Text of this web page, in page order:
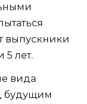
выпускники
5 лет.
вида
будущим